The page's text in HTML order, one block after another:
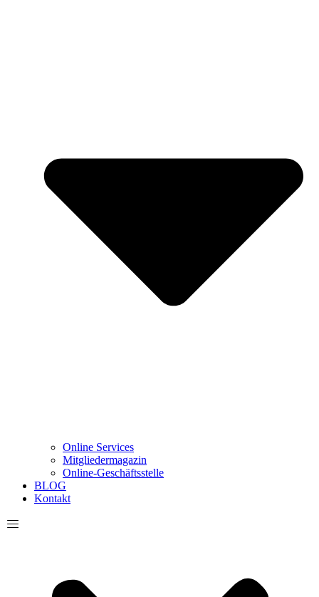
Online Services
Mitgliedermagazin
Online-Geschäftsstelle
BLOG
Kontakt